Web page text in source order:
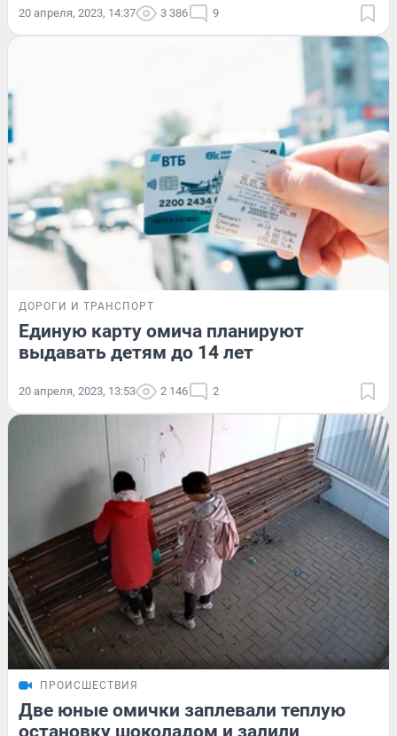
20 апреля, 2023, 14:37 3 386 9
ДОРОГИ И ТРАНСПОРТ
Единую карту омича планируют
выдавать детям до 14 лет
20 апреля, 2023, 13:53 2 146 2
ПРОИСШЕСТВИЯ
Две юные омички заплевали теплую
остановку шоколадом и залили